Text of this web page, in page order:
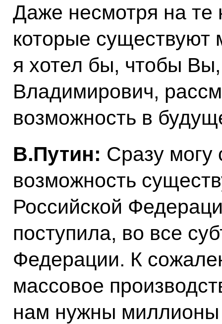
Даже несмотря на те
которые
я хотел бы, чтобы
Владимирович,
возможность в
В.Путин: Сразу могу
возможность
Российской
поступила, во все
Федерации. К
массовое
нам нужны миллионы